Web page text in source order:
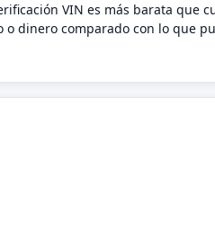
VIN es más barata que
dinero comparado con lo que